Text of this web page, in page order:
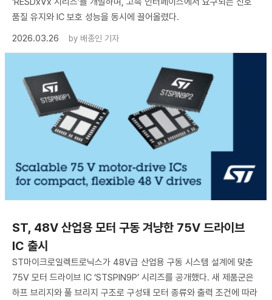
품질 유지와 IC 보호 성능을 동시에 끌어올렸다.
2026.03.26
by 배종인 기자
ST, 48V 산업용 모터 구동 겨냥한 75V 드라이브
IC 출시
ST마이크로일렉트로닉스가 48V급 산업용 구동 시스템 설계에 맞춘
75V 모터 드라이브 IC ‘STSPIN9P’ 시리즈를 공개했다. 새 제품군은
하프 브리지와 풀 브리지 구조로 구성돼 모터 종류와 출력 조건에 따라